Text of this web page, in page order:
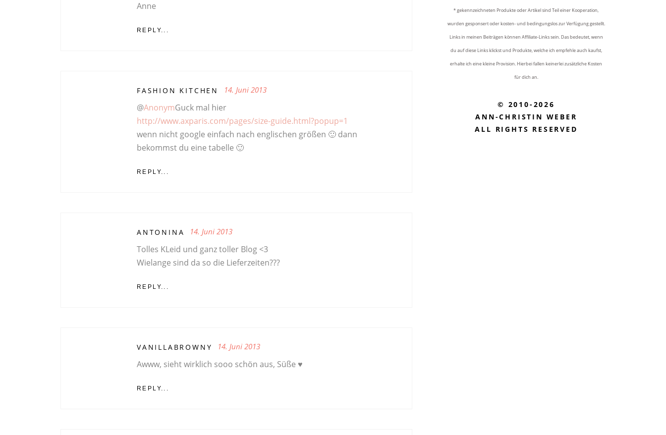
Anne
REPLY...
FASHION KITCHEN 14. Juni 2013
@AnonymGuck mal hier
http://www.axparis.com/pages/size-guide.html?popup=1
wenn nicht google einfach nach englischen größen 🙂 dann
bekommst du eine tabelle 🙂
REPLY...
ANTONINA 14. Juni 2013
Tolles KLeid und ganz toller Blog <3
Wielange sind da so die Lieferzeiten???
REPLY...
VANILLABROWNY 14. Juni 2013
Awww, sieht wirklich sooo schön aus, Süße ♥
REPLY...
* gekennzeichneten Produkte oder Artikel sind Teil einer Kooperation,
wurden gesponsert oder kosten- und bedingungslos zur Verfügung gestellt.
Links in meinen Beiträgen können Affiliate-Links sein. Das bedeutet, wenn
du auf diese Links klickst und Produkte, welche ich empfehle auch kaufst,
erhalte ich eine kleine Provision. Hierbei fallen keinerlei zusätzliche Kosten
für dich an.
© 2010-2026
ANN-CHRISTIN WEBER
ALL RIGHTS RESERVED